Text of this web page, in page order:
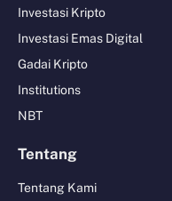
Investasi Kripto
Investasi Emas Digital
Gadai Kripto
Institutions
NBT
Tentang
Tentang Kami